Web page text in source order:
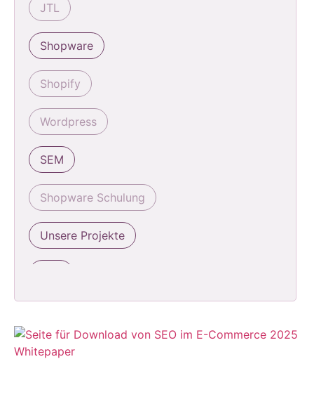
JTL
Shopware
Shopify
Wordpress
SEM
Shopware Schulung
Unsere Projekte
Ads